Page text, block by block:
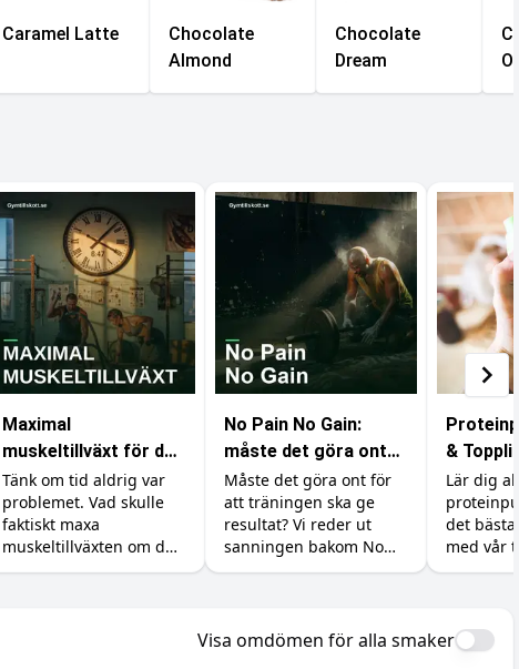
Caramel Latte
Chocolate
Almond
Chocolate
Dream
Maximal
muskeltillväxt för den
med obegränsad tid
Tänk om tid aldrig var
problemet. Vad skulle
faktiskt maxa
muskeltillväxten om du
kunde träna, äta och
No Pain No Gain:
måste det göra ont
för att bygga
muskler?
Måste det göra ont för
att träningen ska ge
resultat? Vi reder ut
sanningen bakom No
Pain No Gain, vad
maxar återhämtningen.
&
Resultat
Lär dig
det
med vår
Visa omdömen för alla smaker